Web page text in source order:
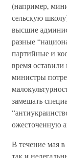
(например,
сельскую
высшие
разные
партийные и
время оставили
министры
замещать
ожесточенную
В течение мая в
так и